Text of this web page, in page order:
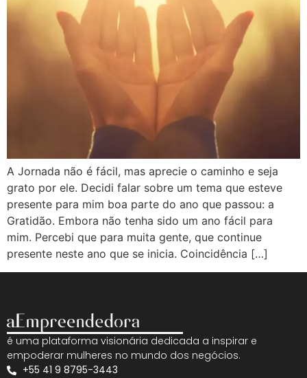
A Jornada não é fácil, mas aprecie o caminho e seja
grato por ele. Decidi falar sobre um tema que esteve
presente para mim boa parte do ano que passou: a
Gratidão. Embora não tenha sido um ano fácil para
mim. Percebi que para muita gente, que continue
presente neste ano que se inicia. Coincidência […]
é uma plataforma visionária dedicada a inspirar e
empoderar mulheres no mundo dos negócios.
+55 41 9 8795-3443